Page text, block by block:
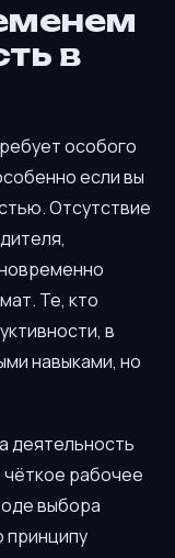
в
особого
если вы
Отсутствие
Те, кто
в
навыками, но
деятельность
рабочее
выбора
принципу